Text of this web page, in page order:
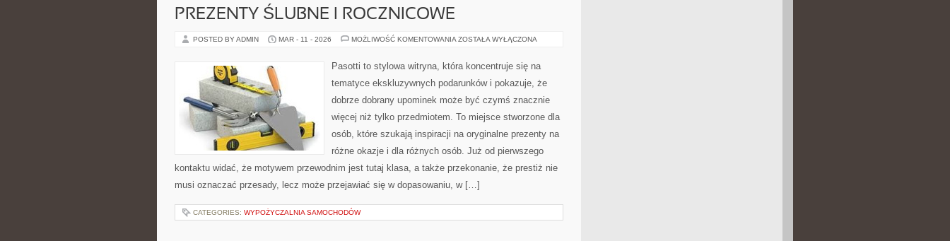
PREZENTY ŚLUBNE I ROCZNICOWE
POSTED BY ADMIN MAR - 11 - 2026 MOŻLIWOŚĆ KOMENTOWANIA PREZENTY
ROCZNICOWE
ZOSTAŁA WYŁĄCZONA
Pasotti to stylowa witryna, która koncentruje się na
tematyce ekskluzywnych podarunków i pokazuje, że
dobrze dobrany upominek może być czymś znacznie
więcej niż tylko przedmiotem. To miejsce stworzone dla
osób, które szukają inspiracji na oryginalne prezenty na
różne okazje i dla różnych osób. Już od pierwszego
kontaktu widać, że motywem przewodnim jest tutaj klasa, a także przekonanie, że prestiż nie
musi oznaczać przesady, lecz może przejawiać się w dopasowaniu, w […]
CATEGORIES: WYPOŻYCZALNIA SAMOCHODÓW